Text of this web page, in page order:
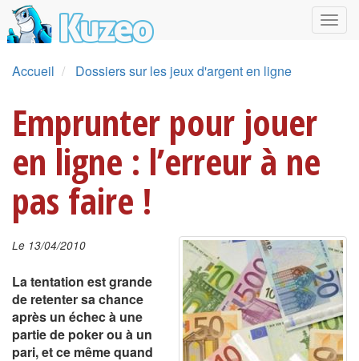
Accueil Dossiers sur les jeux d'argent en ligne
Emprunter pour jouer
en ligne : l’erreur à ne
pas faire !
Le 13/04/2010
La tentation est grande
de retenter sa chance
après un échec à une
partie de poker ou à un
pari, et ce même quand